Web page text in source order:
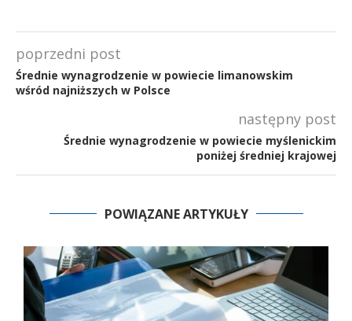
poprzedni post
Średnie wynagrodzenie w powiecie limanowskim
wśród najniższych w Polsce
następny post
Średnie wynagrodzenie w powiecie myślenickim
poniżej średniej krajowej
POWIĄZANE ARTYKUŁY